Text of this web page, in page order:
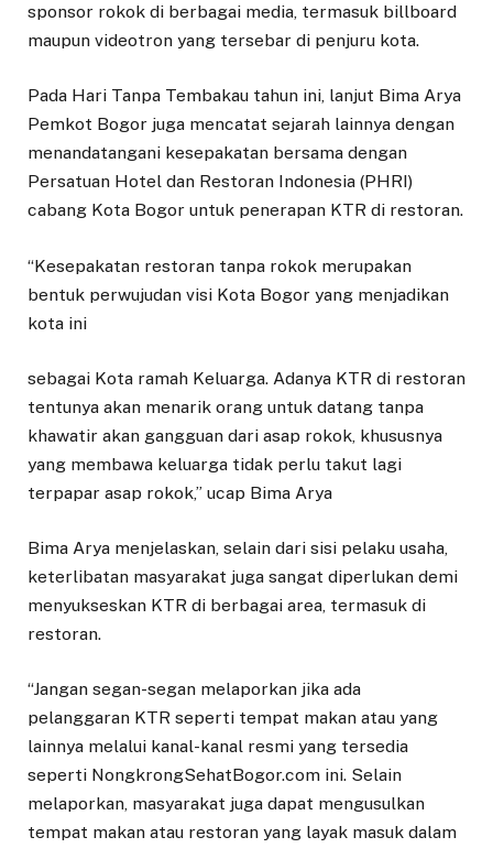
sponsor rokok di berbagai media, termasuk billboard
maupun videotron yang tersebar di penjuru kota.
Pada Hari Tanpa Tembakau tahun ini, lanjut Bima Arya
Pemkot Bogor juga mencatat sejarah lainnya dengan
menandatangani kesepakatan bersama dengan
Persatuan Hotel dan Restoran Indonesia (PHRI)
cabang Kota Bogor untuk penerapan KTR di restoran.
“Kesepakatan restoran tanpa rokok merupakan
bentuk perwujudan visi Kota Bogor yang menjadikan
kota ini
sebagai Kota ramah Keluarga. Adanya KTR di restoran
tentunya akan menarik orang untuk datang tanpa
khawatir akan gangguan dari asap rokok, khususnya
yang membawa keluarga tidak perlu takut lagi
terpapar asap rokok,” ucap Bima Arya
Bima Arya menjelaskan, selain dari sisi pelaku usaha,
keterlibatan masyarakat juga sangat diperlukan demi
menyukseskan KTR di berbagai area, termasuk di
restoran.
“Jangan segan-segan melaporkan jika ada
pelanggaran KTR seperti tempat makan atau yang
lainnya melalui kanal-kanal resmi yang tersedia
seperti NongkrongSehatBogor.com ini. Selain
melaporkan, masyarakat juga dapat mengusulkan
tempat makan atau restoran yang layak masuk dalam